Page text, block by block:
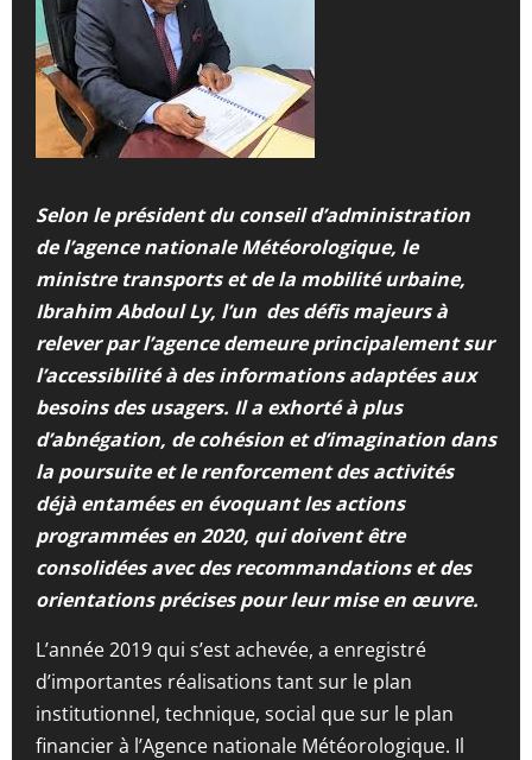
Selon le président du conseil d’administration
de l’agence nationale Météorologique, le
ministre transports et de la mobilité urbaine,
Ibrahim Abdoul Ly, l’un des défis majeurs à
relever par l’agence demeure principalement sur
l’accessibilité à des informations adaptées aux
besoins des usagers. Il a exhorté à plus
d’abnégation, de cohésion et d’imagination dans
la poursuite et le renforcement des activités
déjà entamées en évoquant les actions
programmées en 2020, qui doivent être
consolidées avec des recommandations et des
orientations précises pour leur mise en œuvre.
L’année 2019 qui s’est achevée, a enregistré
d’importantes réalisations tant sur le plan
institutionnel, technique, social que sur le plan
financier à l’Agence nationale Météorologique. Il